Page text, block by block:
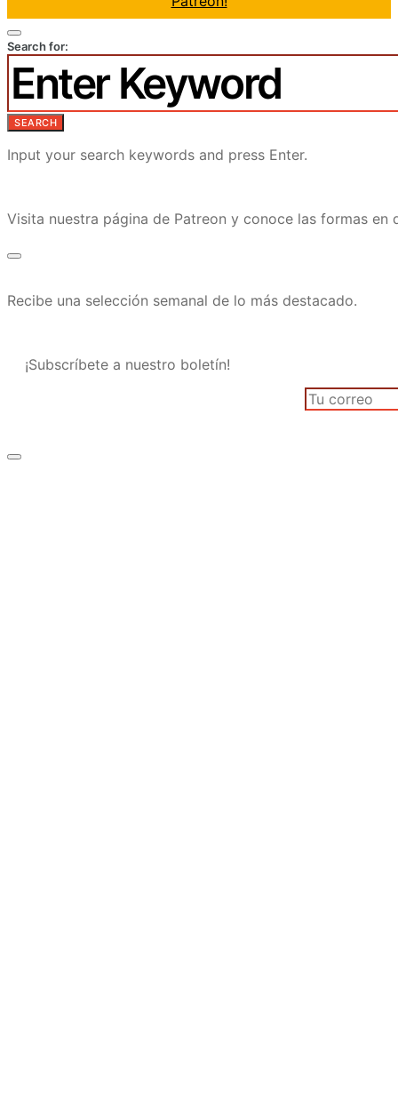
Search for:
SEARCH
Input your search keywords and press Enter.
Visita nuestra página de Patreon y conoce las formas en
Recibe una selección semanal de lo más destacado.
¡Subscríbete a nuestro boletín!